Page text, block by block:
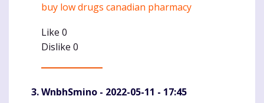
buy low drugs canadian pharmacy
Like 0
Dislike 0
WnbhSmino - 2022-05-11 - 17:45